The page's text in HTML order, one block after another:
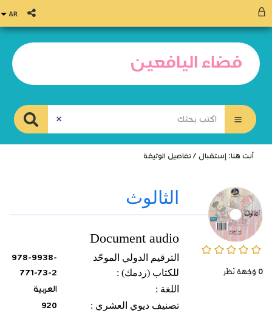
أنت هنا: إستقبال / تفاصيل الوثيقة
0/5
0 وُجْهَة نَظَر
الثالوث
Document audio
الترقيم الدولي الموحّد
للكتاب (ردمك) :
978-9938-
771-73-2
اللغة :
العربية
تصنيف ديوي العشري :
920